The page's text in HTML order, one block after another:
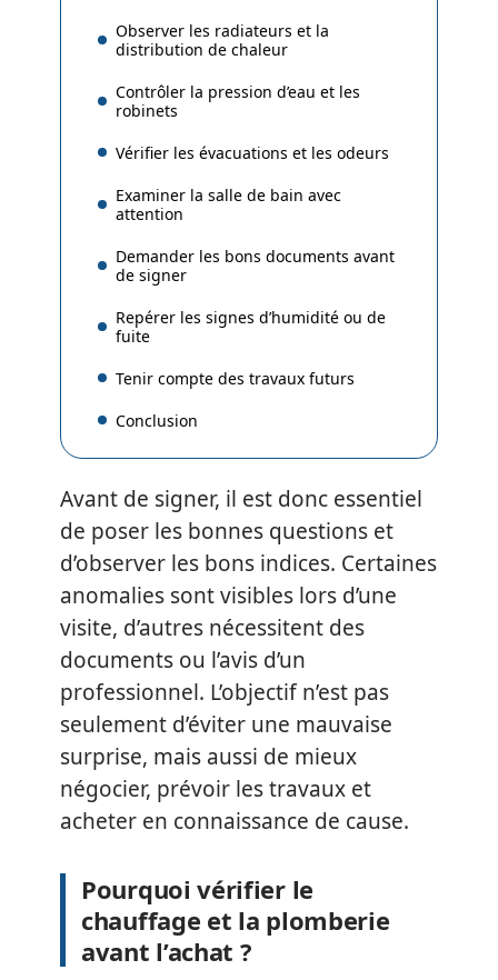
Observer les radiateurs et la
distribution de chaleur
Contrôler la pression d’eau et les
robinets
Vérifier les évacuations et les odeurs
Examiner la salle de bain avec
attention
Demander les bons documents avant
de signer
Repérer les signes d’humidité ou de
fuite
Tenir compte des travaux futurs
Conclusion
Avant de signer, il est donc essentiel
de poser les bonnes questions et
d’observer les bons indices. Certaines
anomalies sont visibles lors d’une
visite, d’autres nécessitent des
documents ou l’avis d’un
professionnel. L’objectif n’est pas
seulement d’éviter une mauvaise
surprise, mais aussi de mieux
négocier, prévoir les travaux et
acheter en connaissance de cause.
Pourquoi vérifier le
chauffage et la plomberie
avant l’achat ?